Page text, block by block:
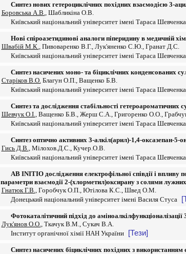
Синтез нових гетероциклічних похідних взаємодією 3-
Боровська А.В., Шабликіна О.В.
Київський національний університет імені Тараса Шевченка
Нові спіроазетидинові аналоги піперидину в медичній
Швабій М.К., Пивоваренко В.Г., Лук'яненко С.Ю., Гранат Д.С.
Київський національний університет імені Тараса Шевченка
Синтез насичених моно- та біциклічних конденсованих
Старіков В.О.Благун О.П., Ващенко Б.В.
Київський національний університет імені Тараса Шевченка
Синтез та дослідження стабільності гетероароматичних
Шевчук О.І., Ващенко Б.В., Жерш С.А., Григоренко О.О.,
Київський національний університет імені Тараса Шевченка
Синтез оптично активних 3-алкіл(арил)-1,4-оксазепан-5-
Гись Д.В., Мілохов.Д.С., Кучер.О.В.
Київський національний університет імені Тараса Шевченка
AB INITIO дослідження електрофільної співдії і впливу
параметри взаємодії 2-(хлорметил)оксирану з солями
Гнатюк Г.В., Горобчук О.П., Ютілова К.С., Швед О.М.
Донецький національний університет імені Василя Стуса
Фотокаталітичний підхід до
Лук'янов О.О., Ткачук В.М., Сукач В.А.
Інститут органічної хімії НАН України
[Тези]
Синтез насичених біциклічних похідних з використанням